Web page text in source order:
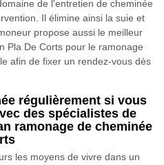
de l'entretien de cheminée
Il élimine ainsi la suie et
propose aussi le meilleur
Pla De Corts pour le ramonage
afin de fixer un rendez-vous dès
régulièrement si vous
des spécialistes de
ramonage de cheminée
les moyens de vivre dans un